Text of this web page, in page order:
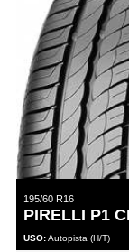
195/60 R16
PIRELLI P1
USO:Autopista (H/T)